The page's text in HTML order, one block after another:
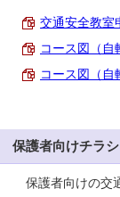
交通安全教室
コース図（自
コース図（自
保護者向けチラシ
保護者向けの交